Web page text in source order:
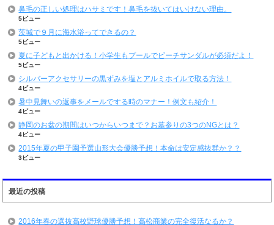
鼻毛の正しい処理はハサミです！鼻毛を抜いてはいけない理由。
5ビュー
茨城で９月に海水浴ってできるの？
5ビュー
夏に子どもと出かける！小学生もプールでビーチサンダルが必須だよ！
5ビュー
シルバーアクセサリーの黒ずみを塩とアルミホイルで取る方法！
4ビュー
暑中見舞いの返事をメールでする時のマナー！例文も紹介！
4ビュー
静岡のお盆の期間はいつからいつまで？お墓参りの3つのNGとは？
4ビュー
2015年夏の甲子園予選山形大会優勝予想！本命は安定感抜群か？？
3ビュー
最近の投稿
2016年春の選抜高校野球優勝予想！高松商業の完全復活なるか？